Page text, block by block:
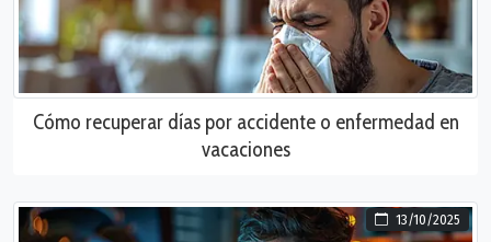
Cómo recuperar días por accidente o enfermedad en
vacaciones
13/10/2025